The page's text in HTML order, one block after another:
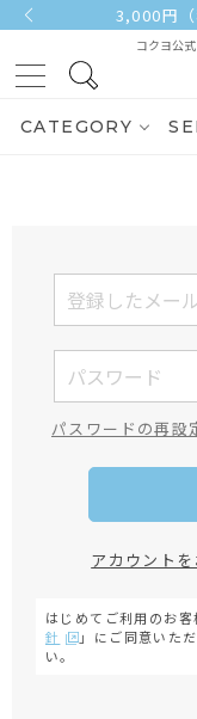
3,000円
コクヨ公
CATEGORY
パスワードの再設
アカウント
はじめてご利用のお
針
」にご同意いた
い。